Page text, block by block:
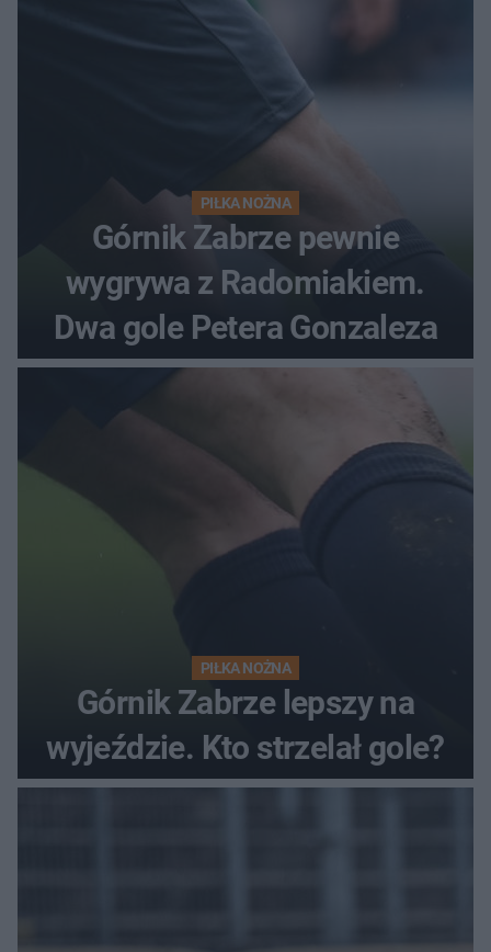
PIŁKA NOŻNA
Górnik Zabrze pewnie
wygrywa z Radomiakiem.
Dwa gole Petera Gonzaleza
PIŁKA NOŻNA
Górnik Zabrze lepszy na
wyjeździe. Kto strzelał gole?